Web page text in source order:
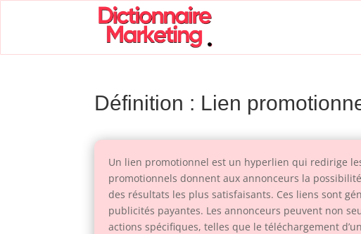
Définition : Lien
Un lien promotionnel est un hyperlien qui redirige
promotionnels donnent aux annonceurs la
des résultats les plus satisfaisants. Ces liens sont
publicités payantes. Les annonceurs peuvent non
actions spécifiques, telles que le téléchargement